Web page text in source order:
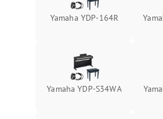
Yamaha YDP-164R
Yamaha YDP-S34WA